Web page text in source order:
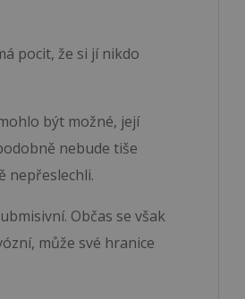
pocit, že si jí nikdo
být možné, její
nebude tiše
nepřeslechli.
Občas se však
může své hranice